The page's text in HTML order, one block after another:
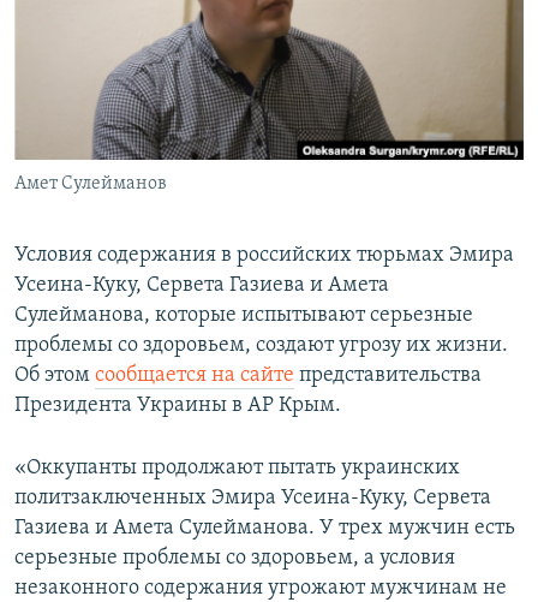
ПОБЕДИТЕЛЕЙ НЕ СУДЯТ?
КРЫМ.НЕПОКОРЕННЫЙ
УКРАИНСКАЯ ПРОБЛЕМА КРЫМА
Все сайты RFE/RL
Амет Сулейманов
Условия содержания в российских тюрьмах Эмира
Усеина-Куку, Сервета Газиева и Амета
Сулейманова, которые испытывают серьезные
проблемы со здоровьем, создают угрозу их жизни.
Об этом сообщается на сайте представительства
Президента Украины в АР Крым.
«Оккупанты продолжают пытать украинских
политзаключенных Эмира Усеина-Куку, Сервета
Газиева и Амета Сулейманова. У трех мужчин есть
серьезные проблемы со здоровьем, а условия
незаконного содержания угрожают мужчинам не